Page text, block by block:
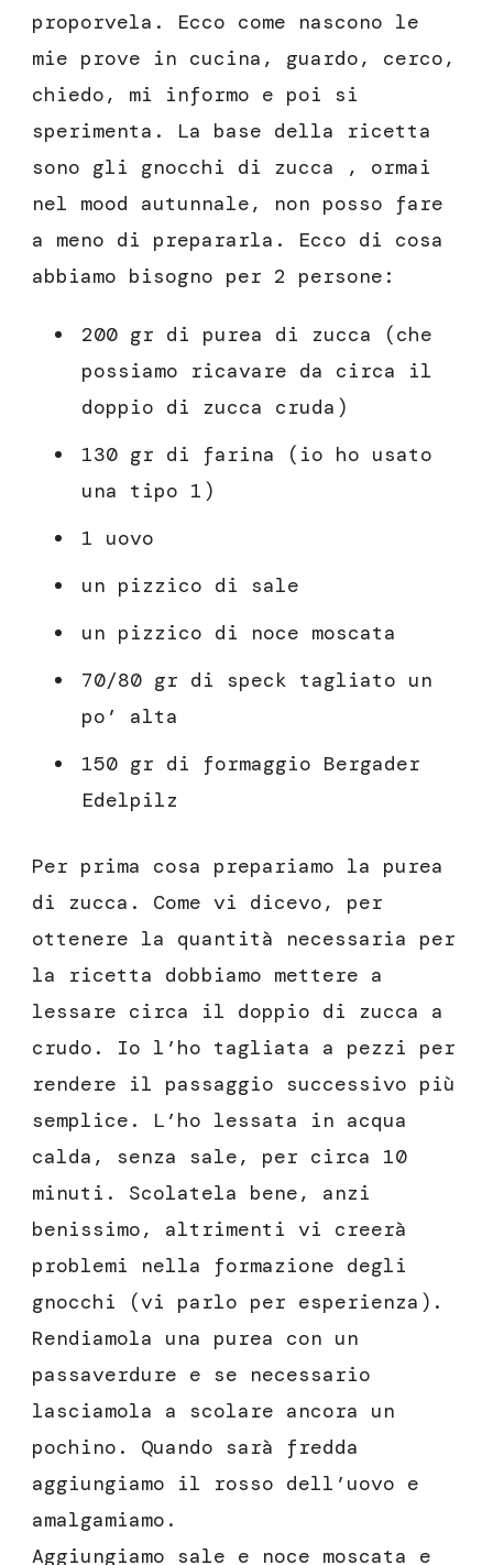
proporvela. Ecco come nascono le
mie prove in cucina, guardo, cerco,
chiedo, mi informo e poi si
sperimenta. La base della ricetta
sono gli gnocchi di zucca , ormai
nel mood autunnale, non posso fare
a meno di prepararla. Ecco di cosa
abbiamo bisogno per 2 persone:
200 gr di purea di zucca (che
possiamo ricavare da circa il
doppio di zucca cruda)
130 gr di farina (io ho usato
una tipo 1)
1 uovo
un pizzico di sale
un pizzico di noce moscata
70/80 gr di speck tagliato un
po’ alta
150 gr di formaggio Bergader
Edelpilz
Per prima cosa prepariamo la purea
di zucca. Come vi dicevo, per
ottenere la quantità necessaria per
la ricetta dobbiamo mettere a
lessare circa il doppio di zucca a
crudo. Io l’ho tagliata a pezzi per
rendere il passaggio successivo più
semplice. L’ho lessata in acqua
calda, senza sale, per circa 10
minuti. Scolatela bene, anzi
benissimo, altrimenti vi creerà
problemi nella formazione degli
gnocchi (vi parlo per esperienza).
Rendiamola una purea con un
passaverdure e se necessario
lasciamola a scolare ancora un
pochino. Quando sarà fredda
aggiungiamo il rosso dell’uovo e
amalgamiamo.
Aggiungiamo sale e noce moscata e